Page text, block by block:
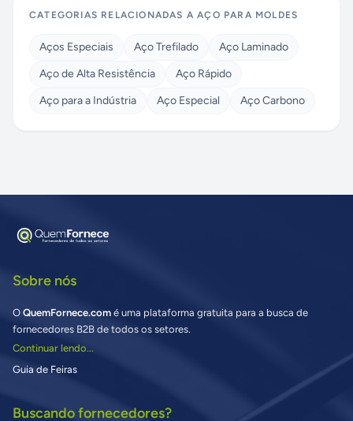
CATEGORIAS RELACIONADAS AAÇO PARA MOLDES
Aços Especiais Aço Trefilado
Aço Laminado
Aço de Alta Resistência
Aço Rápido
Aço para a Indústria
Aço Especial Aço Carbono
Sobre nós
O QuemFornece.com é uma plataforma gratuita para a busca de
fornecedores B2B de todos os setores.
Continuar lendo...
Guia de Feiras
Buscando fornecedores?